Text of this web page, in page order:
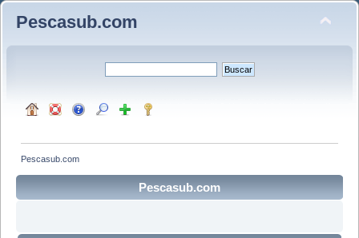
Pescasub.com
Pescasub.com
Pescasub.com